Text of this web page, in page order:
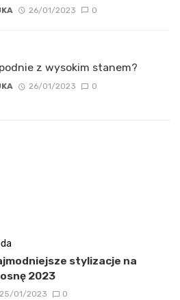
26/01/2023 0
z wysokim stanem?
26/01/2023 0
stylizacje na
2023
25/01/2023 0